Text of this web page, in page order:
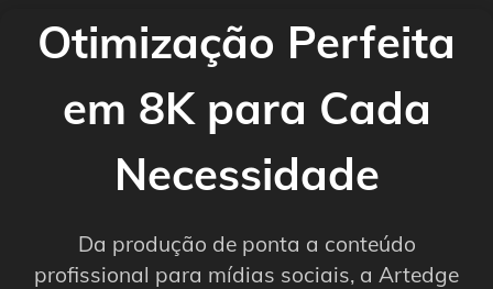
Otimização Perfeita
em 8K para Cada
Necessidade
Da produção de ponta a conteúdo
profissional para mídias sociais, a Artedge